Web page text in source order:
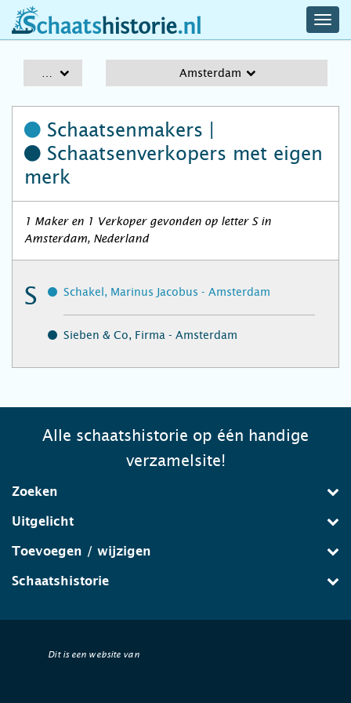
schaatshistorie.nl
Amsterdam
Schaatsenmakers |
Schaatsenverkopers met eigen
merk
1 Maker en 1 Verkoper gevonden op letter S in
Amsterdam, Nederland
S Schakel, Marinus Jacobus - Amsterdam
Sieben & Co, Firma - Amsterdam
Alle schaatshistorie op één handige
verzamelsite!
Zoeken
Uitgelicht
Toevoegen / wijzigen
Schaatshistorie
Dit is een website van